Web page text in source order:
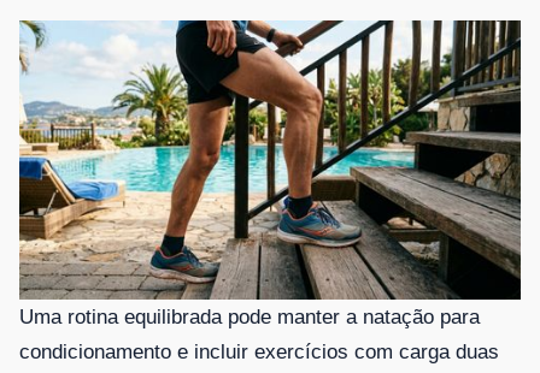
Uma rotina equilibrada pode manter a natação para
condicionamento e incluir exercícios com carga duas